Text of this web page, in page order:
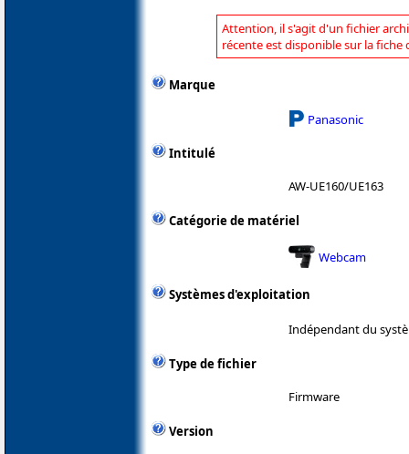
Attention, il s'agit d'un fichier
récente est disponible sur la fiche
Marque
Panasonic
Intitulé
AW-UE160/UE163
Catégorie de matériel
Webcam
Systèmes d'exploitation
Indépendant du
Type de fichier
Firmware
Version